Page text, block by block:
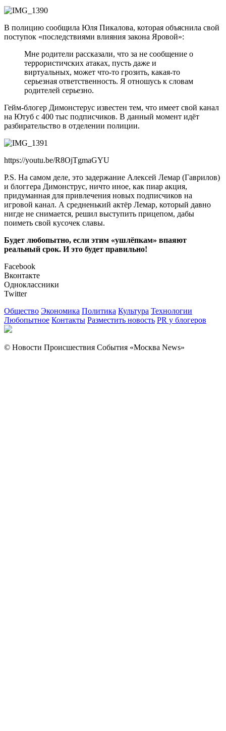
В полицию сообщила Юля Пикалова, которая объяснила свой
поступок «последствиями влияния закона Яровой»:
Мне родители рассказали, что за не сообщение о
террористичских атаках, пусть даже и
виртуальных, может что-то грозить, какая-то
серьезная ответственность. Я отношусь к словам
родителей серьезно.
Гейм-блогер Димонстерус известен тем, что имеет свой канал
на Ютуб с 400 тыс подписчиков. В данный момент идёт
разбирательство в отделении полиции.
https://youtu.be/R8OjTgmaGYU
P.S. На самом деле, это задержание Алексей Лемар (Гаврилов)
и блоггера Димонструс, ничто иное, как пиар акция,
придуманная для привлечения новых подписчиков на
игровой канал. А средненький актёр Лемар, который давно
нигде не снимается, решил выступить прицепом, дабы
поиметь свой кусочек славы.
Будет любопытно, если этим «ушлёпкам» впаяют
реальный срок. И это будет правильно!
Facebook
Вконтакте
Одноклассники
Twitter
Общество Экономика Политика Культура Технологии
Любопытное Контакты Разместить новость PR у блогеров
© Новости Происшествия События «Москва News»